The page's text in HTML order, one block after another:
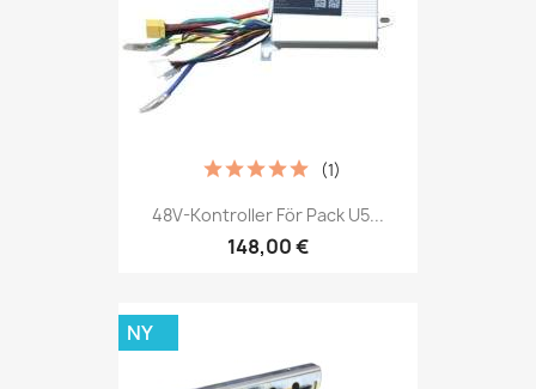
48V-Kontroller För Pack U5...
148,00 €
(1)
NY